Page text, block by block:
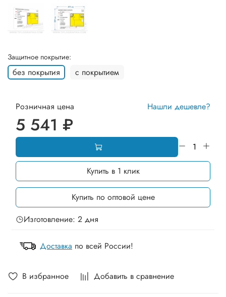
В избранное Добавить в сравнение
Защитное покрытие:
без покрытия с покрытием
Розничная цена Нашли дешевле?
5 541 ₽
Купить в 1 клик
Купить по оптовой цене
Изготовление: 2 дня
Доставка по всей России!